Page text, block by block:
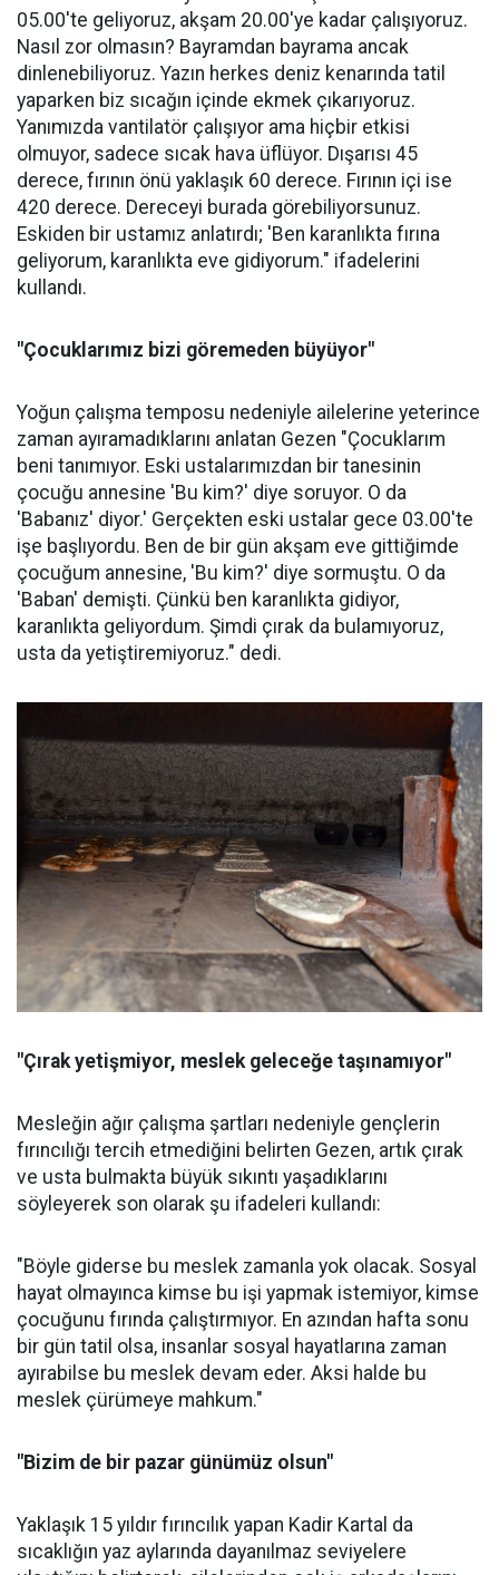
05.00'te geliyoruz, akşam 20.00'ye kadar çalışıyoruz.
Nasıl zor olmasın? Bayramdan bayrama ancak
dinlenebiliyoruz. Yazın herkes deniz kenarında tatil
yaparken biz sıcağın içinde ekmek çıkarıyoruz.
Yanımızda vantilatör çalışıyor ama hiçbir etkisi
olmuyor, sadece sıcak hava üflüyor. Dışarısı 45
derece, fırının önü yaklaşık 60 derece. Fırının içi ise
420 derece. Dereceyi burada görebiliyorsunuz.
Eskiden bir ustamız anlatırdı; 'Ben karanlıkta fırına
geliyorum, karanlıkta eve gidiyorum." ifadelerini
kullandı.
"Çocuklarımız bizi göremeden büyüyor"
Yoğun çalışma temposu nedeniyle ailelerine yeterince
zaman ayıramadıklarını anlatan Gezen "Çocuklarım
beni tanımıyor. Eski ustalarımızdan bir tanesinin
çocuğu annesine 'Bu kim?' diye soruyor. O da
'Babanız' diyor.' Gerçekten eski ustalar gece 03.00'te
işe başlıyordu. Ben de bir gün akşam eve gittiğimde
çocuğum annesine, 'Bu kim?' diye sormuştu. O da
'Baban' demişti. Çünkü ben karanlıkta gidiyor,
karanlıkta geliyordum. Şimdi çırak da bulamıyoruz,
usta da yetiştiremiyoruz." dedi.
"Çırak yetişmiyor, meslek geleceğe taşınamıyor"
Mesleğin ağır çalışma şartları nedeniyle gençlerin
fırıncılığı tercih etmediğini belirten Gezen, artık çırak
ve usta bulmakta büyük sıkıntı yaşadıklarını
söyleyerek son olarak şu ifadeleri kullandı:
"Böyle giderse bu meslek zamanla yok olacak. Sosyal
hayat olmayınca kimse bu işi yapmak istemiyor, kimse
çocuğunu fırında çalıştırmıyor. En azından hafta sonu
bir gün tatil olsa, insanlar sosyal hayatlarına zaman
ayırabilse bu meslek devam eder. Aksi halde bu
meslek çürümeye mahkum."
"Bizim de bir pazar günümüz olsun"
Yaklaşık 15 yıldır fırıncılık yapan Kadir Kartal da
sıcaklığın yaz aylarında dayanılmaz seviyelere